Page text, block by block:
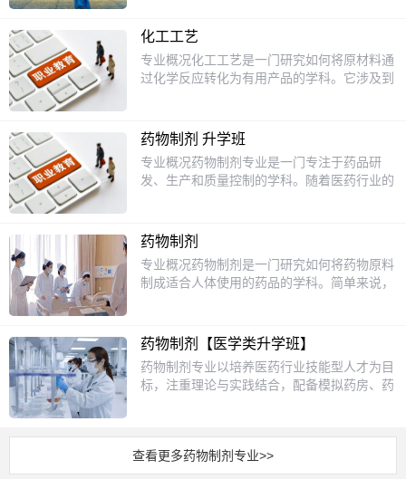
析药事法规微生物人体解剖生理学医疗器械商
品学药物化学分析化学药用辅料药用植物基础
药剂学生物化学药理学社交礼仪GMP实施技
术中成药VFP技术生药学就业方向毕业后可在
化工工艺
专业概况化工工艺是一门研究如何将原材料通
过化学反应转化为有用产品的学科。它涉及到
掌握化学反应的原理，还能了解工业生产中的
各种设备和工艺流程，为未来的职业发展打下
坚实的基础。课程设置1.基础化学：学习化学
的基本概念和原理，如原子结构、化学键、化
设备：认识各种化工设备的结构和工作原理，
如反应器、蒸馏塔、换热器等。4.化工工艺
学：学习具体的化工生产工艺，如石油化工、
主要面向初中毕业生招生。如果你对化学感兴
趣，喜欢动手实验，愿意探索物质变化的奥
秘，那么这个专业将是一个不错的选择。通过
专业：化工技术、应用化学、环境工程等。2.
本科专业：化学工程与工艺、材料科学与工
药物制剂 升学班
专业概况药物制剂专业是一门专注于药品研
发、生产和质量控制的学科。随着医药行业的
要具备实际操作能力，能够将理论知识应用于
实际生产中。通过学习，学生将了解药品的制
备工艺、质量控制标准以及相关法规，为未来
的职业发展打下坚实基础。课程设置1.基础课
药剂学、药物分析、药理学等，帮助学生掌握
药品的制备和分析技术。3.实践课程：实验室
操作、药品生产实习等，培养学生的实际操作
中毕业生，要求学生具备一定的科学素养和学
药物制剂
专业概况药物制剂是一门研究如何将药物原料
制成适合人体使用的药品的学科。简单来说，
握药物的基本知识，还要了解药品的生产工
艺、质量控制以及相关法规。随着医药行业的
快速发展，药物制剂专业成为了一个热门选
择，尤其是在药品研发和生产领域，需求量非
性质，了解药物是如何发挥作用的。2.药剂
药物制剂【医学类升学班】
药物制剂专业以培养医药行业技能型人才为目
标，注重理论与实践结合，配备模拟药房、药
夯实专业基础。二、升学路径对口升学考试学
生毕业后可通过四川省对口升学考试，升入本
科或大专院校，就读护理、药学、医学检验技
查看更多药物制剂专业>>